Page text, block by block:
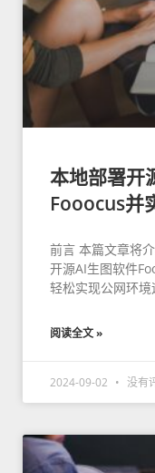
本地部署开
Fooocus并
前言 本篇文章将
开源AI生图软件
轻松实现公网环境
阅读全文 »
2024-09-02 没有